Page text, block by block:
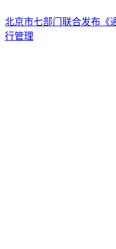
北京市七部门联合发布《
行管理